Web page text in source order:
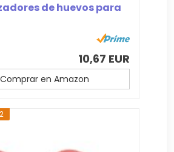
de huevos para
10,67 EUR
Comprar en Amazon